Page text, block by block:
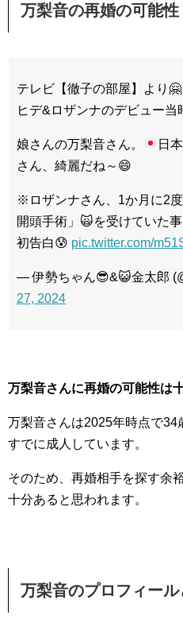
万梨音の再婚の可能性
テレビ【徹子の部屋】より🤗
ヒデ&ロザンナのデビュー当
娘さんの万梨音さん。 日
さん、綺麗だね～ 😄
※ロザンナさん、1か月に2度
開頭手術」🙀を受けていた事
初告白😰 pic.twitter.com/
— 伊勢ちゃん😎&😺金太郎
27, 2024
万梨音さんに再婚の可能性は
万梨音さんは2025年時点で34
すでに成人しています。
そのため、再婚相手を探す余
十分あると思われます。
万梨音のプロフィール